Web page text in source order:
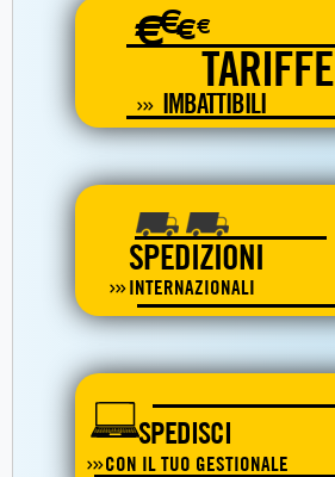
€€€€
TARIFFE
IMBATTIBILI
SPEDIZIONI
INTERNAZIONALI
SPEDISCI
CON IL TUO GESTIONALE